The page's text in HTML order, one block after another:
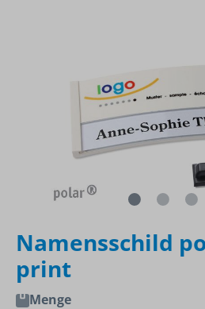
Namensschild
print
Menge